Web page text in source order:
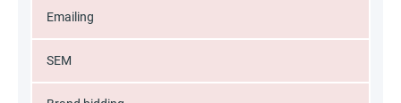
Emailing
SEM